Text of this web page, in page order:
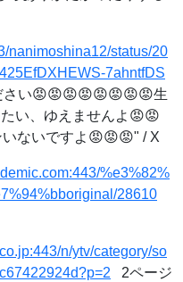
nanimoshina12/status/20
7ahntfDS
い😡😡😡😡😡😡😡😡生
い、ゆえませんよ😡😡
ないですよ😡😡😡" / X
%e3%82%
28610
n/ytv/category/so
2ページ